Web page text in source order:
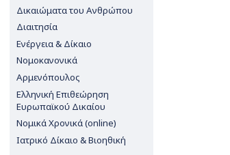
Δικαιώματα του Ανθρώπου
Διαιτησία
Ενέργεια & Δίκαιο
Νομοκανονικά
Αρμενόπουλος
Ελληνική Επιθεώρηση
Ευρωπαϊκού Δικαίου
Νομικά Χρονικά (online)
Ιατρικό Δίκαιο & Βιοηθική